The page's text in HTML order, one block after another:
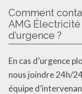
Comment
AMG
d’urgence ?
En cas d’urgence
nous joindre 24h/
équipe